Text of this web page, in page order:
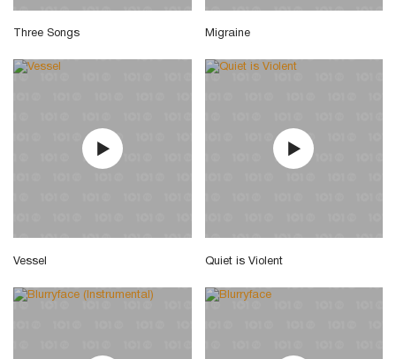
Three Songs Migraine
Vessel Quiet is Violent